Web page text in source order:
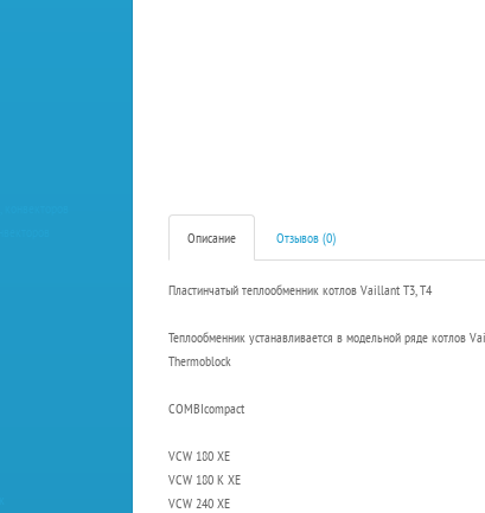
Описание Отзывов (0)
Пластинчатый теплообменник котлов Vaillant T3, T4
Теплообменник устанавливается в модельной ряде котлов
Thermoblock
COMBIcompact
VCW 180 XE
VCW 180 K XE
VCW 240 XE